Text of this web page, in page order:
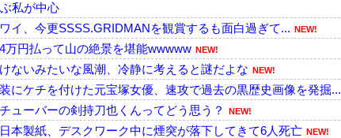
私が中心
ワイ、今更SSSS.GRIDMANを観賞するも面白過ぎて... NEW!
万円払って山の絶景を堪能wwwww NEW!
ないみたいな風潮、冷静に考えると謎だよな NEW!
にケチを付けた元宝塚女優、速攻で過去の黒歴史画像を発掘...
ューバーの剣持刀也くんってどう思う？ NEW!
日本製紙、デスクワーク中に煙突が落下してきて6人死亡 NEW!